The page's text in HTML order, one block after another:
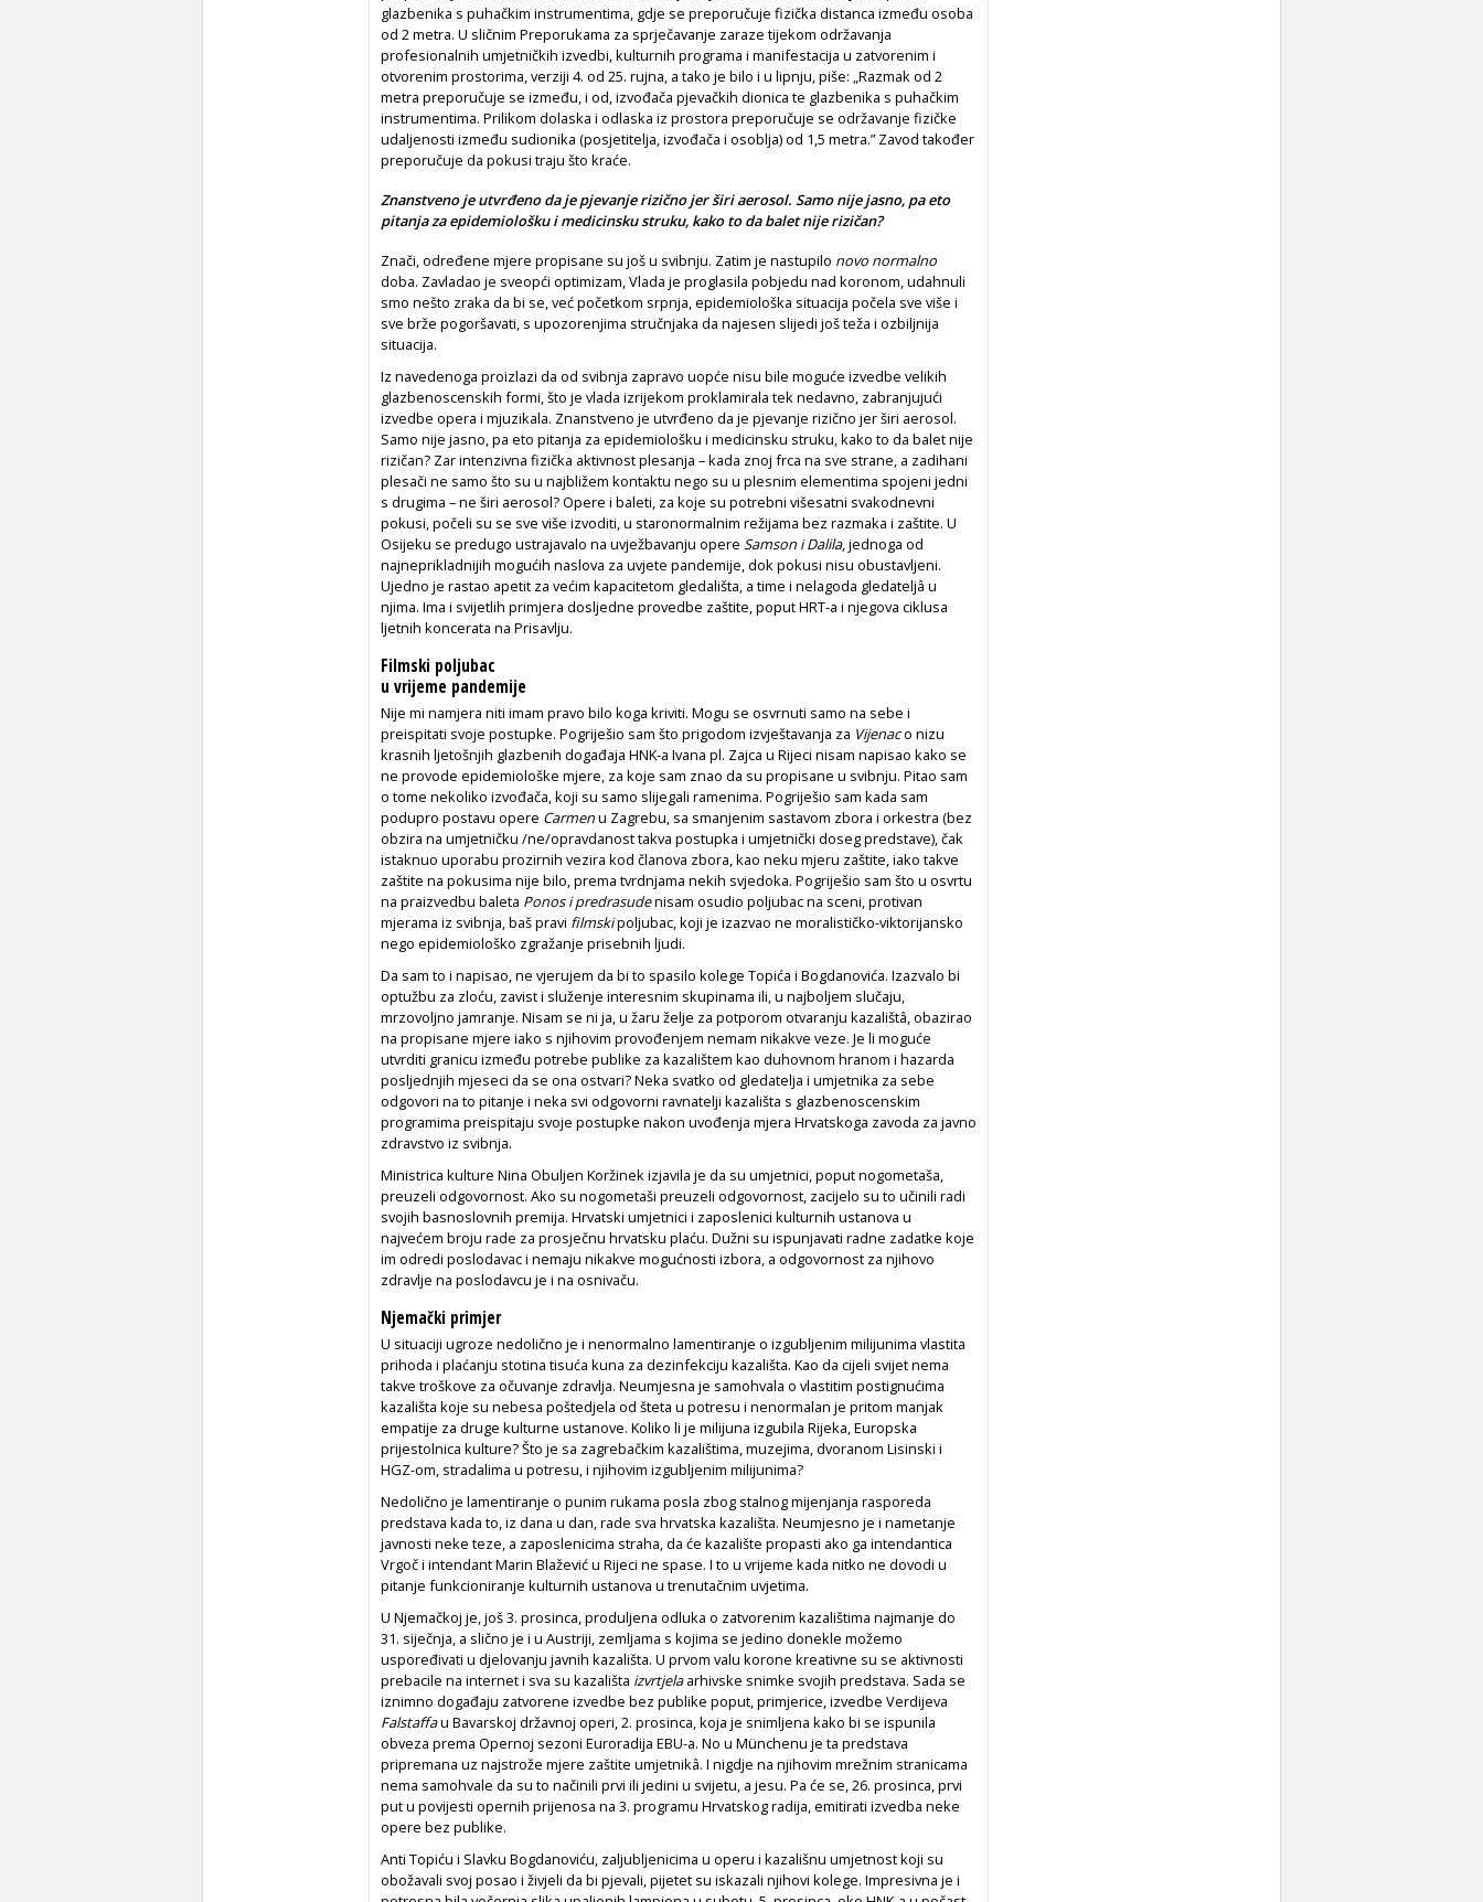
glazbenika s puhačkim instrumentima, gdje se preporučuje fizička distanca između osoba
od 2 metra. U sličnim Preporukama za sprječavanje zaraze tijekom održavanja
profesionalnih umjetničkih izvedbi, kulturnih programa i manifestacija u zatvorenim i
otvorenim prostorima, verziji 4. od 25. rujna, a tako je bilo i u lipnju, piše: „Razmak od 2
metra preporučuje se između, i od, izvođača pjevačkih dionica te glazbenika s puhačkim
instrumentima. Prilikom dolaska i odlaska iz prostora preporučuje se održavanje fizičke
udaljenosti između sudionika (posjetitelja, izvođača i osoblja) od 1,5 metra.” Zavod također
preporučuje da pokusi traju što kraće.
Znanstveno je utvrđeno da je pjevanje rizično jer širi aerosol. Samo nije jasno, pa eto
pitanja za epidemiološku i medicinsku struku, kako to da balet nije rizičan?
Znači, određene mjere propisane su još u svibnju. Zatim je nastupilo novo normalno
doba. Zavladao je sveopći optimizam, Vlada je proglasila pobjedu nad koronom, udahnuli
smo nešto zraka da bi se, već početkom srpnja, epidemiološka situacija počela sve više i
sve brže pogoršavati, s upozorenjima stručnjaka da najesen slijedi još teža i ozbiljnija
situacija.
Iz navedenoga proizlazi da od svibnja zapravo uopće nisu bile moguće izvedbe velikih
glazbenoscenskih formi, što je vlada izrijekom proklamirala tek nedavno, zabranjujući
izvedbe opera i mjuzikala. Znanstveno je utvrđeno da je pjevanje rizično jer širi aerosol.
Samo nije jasno, pa eto pitanja za epidemiološku i medicinsku struku, kako to da balet nije
rizičan? Zar intenzivna fizička aktivnost plesanja – kada znoj frca na sve strane, a zadihani
plesači ne samo što su u najbližem kontaktu nego su u plesnim elementima spojeni jedni
s drugima – ne širi aerosol? Opere i baleti, za koje su potrebni višesatni svakodnevni
pokusi, počeli su se sve više izvoditi, u staronormalnim režijama bez razmaka i zaštite. U
Osijeku se predugo ustrajavalo na uvježbavanju opere Samson i Dalila, jednoga od
najneprikladnijih mogućih naslova za uvjete pandemije, dok pokusi nisu obustavljeni.
Ujedno je rastao apetit za većim kapacitetom gledališta, a time i nelagoda gledateljâ u
njima. Ima i svijetlih primjera dosljedne provedbe zaštite, poput HRT-a i njegova ciklusa
ljetnih koncerata na Prisavlju.
Filmski poljubac
u vrijeme pandemije
Nije mi namjera niti imam pravo bilo koga kriviti. Mogu se osvrnuti samo na sebe i
preispitati svoje postupke. Pogriješio sam što prigodom izvještavanja za Vijenaco nizu
krasnih ljetošnjih glazbenih događaja HNK-a Ivana pl. Zajca u Rijeci nisam napisao kako se
ne provode epidemiološke mjere, za koje sam znao da su propisane u svibnju. Pitao sam
o tome nekoliko izvođača, koji su samo slijegali ramenima. Pogriješio sam kada sam
podupro postavu opere Carmenu Zagrebu, sa smanjenim sastavom zbora i orkestra (bez
obzira na umjetničku /ne/opravdanost takva postupka i umjetnički doseg predstave), čak
istaknuo uporabu prozirnih vezira kod članova zbora, kao neku mjeru zaštite, iako takve
zaštite na pokusima nije bilo, prema tvrdnjama nekih svjedoka. Pogriješio sam što u osvrtu
na praizvedbu baleta Ponos i predrasudenisam osudio poljubac na sceni, protivan
mjerama iz svibnja, baš pravi filmskipoljubac, koji je izazvao ne moralističko-viktorijansko
nego epidemiološko zgražanje prisebnih ljudi.
Da sam to i napisao, ne vjerujem da bi to spasilo kolege Topića i Bogdanovića. Izazvalo bi
optužbu za zloću, zavist i služenje interesnim skupinama ili, u najboljem slučaju,
mrzovoljno jamranje. Nisam se ni ja, u žaru želje za potporom otvaranju kazalištâ, obazirao
na propisane mjere iako s njihovim provođenjem nemam nikakve veze. Je li moguće
utvrditi granicu između potrebe publike za kazalištem kao duhovnom hranom i hazarda
posljednjih mjeseci da se ona ostvari? Neka svatko od gledatelja i umjetnika za sebe
odgovori na to pitanje i neka svi odgovorni ravnatelji kazališta s glazbenoscenskim
programima preispitaju svoje postupke nakon uvođenja mjera Hrvatskoga zavoda za javno
zdravstvo iz svibnja.
Ministrica kulture Nina Obuljen Koržinek izjavila je da su umjetnici, poput nogometaša,
preuzeli odgovornost. Ako su nogometaši preuzeli odgovornost, zacijelo su to učinili radi
svojih basnoslovnih premija. Hrvatski umjetnici i zaposlenici kulturnih ustanova u
najvećem broju rade za prosječnu hrvatsku plaću. Dužni su ispunjavati radne zadatke koje
im odredi poslodavac i nemaju nikakve mogućnosti izbora, a odgovornost za njihovo
zdravlje na poslodavcu je i na osnivaču.
Njemački primjer
U situaciji ugroze nedolično je i nenormalno lamentiranje o izgubljenim milijunima vlastita
prihoda i plaćanju stotina tisuća kuna za dezinfekciju kazališta. Kao da cijeli svijet nema
takve troškove za očuvanje zdravlja. Neumjesna je samohvala o vlastitim postignućima
kazališta koje su nebesa poštedjela od šteta u potresu i nenormalan je pritom manjak
empatije za druge kulturne ustanove. Koliko li je milijuna izgubila Rijeka, Europska
prijestolnica kulture? Što je sa zagrebačkim kazalištima, muzejima, dvoranom Lisinski i
HGZ-om, stradalima u potresu, i njihovim izgubljenim milijunima?
Nedolično je lamentiranje o punim rukama posla zbog stalnog mijenjanja rasporeda
predstava kada to, iz dana u dan, rade sva hrvatska kazališta. Neumjesno je i nametanje
javnosti neke teze, a zaposlenicima straha, da će kazalište propasti ako ga intendantica
Vrgoč i intendant Marin Blažević u Rijeci ne spase. I to u vrijeme kada nitko ne dovodi u
pitanje funkcioniranje kulturnih ustanova u trenutačnim uvjetima.
U Njemačkoj je, još 3. prosinca, produljena odluka o zatvorenim kazalištima najmanje do
31. siječnja, a slično je i u Austriji, zemljama s kojima se jedino donekle možemo
uspoređivati u djelovanju javnih kazališta. U prvom valu korone kreativne su se aktivnosti
prebacile na internet i sva su kazališta izvrtjelaarhivske snimke svojih predstava. Sada se
iznimno događaju zatvorene izvedbe bez publike poput, primjerice, izvedbe Verdijeva
Falstaffau Bavarskoj državnoj operi, 2. prosinca, koja je snimljena kako bi se ispunila
obveza prema Opernoj sezoni Euroradija EBU-a. No u Münchenu je ta predstava
pripremana uz najstrože mjere zaštite umjetnikâ. I nigdje na njihovim mrežnim stranicama
nema samohvale da su to načinili prvi ili jedini u svijetu, a jesu. Pa će se, 26. prosinca, prvi
put u povijesti opernih prijenosa na 3. programu Hrvatskog radija, emitirati izvedba neke
opere bez publike.
Anti Topiću i Slavku Bogdanoviću, zaljubljenicima u operu i kazališnu umjetnost koji su
obožavali svoj posao i živjeli da bi pjevali, pijetet su iskazali njihovi kolege. Impresivna je i